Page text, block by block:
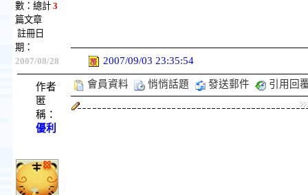
數：總計 3
篇文章
註冊日
期：
2007/08/28
2007/09/03 23:35:54
作者
匿
稱：
優利
會員資料 悄悄話題 發送郵件 引用回